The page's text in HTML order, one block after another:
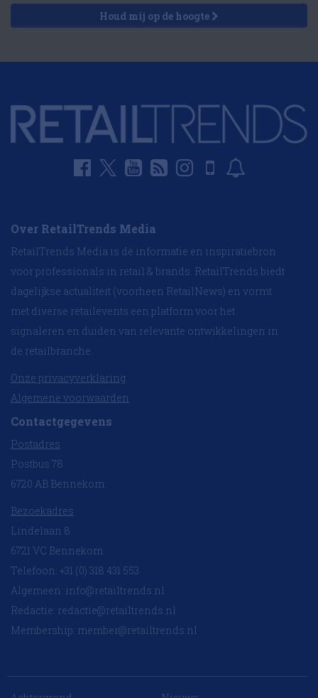
Houd mij op de hoogte
Over RetailTrends Media
RetailTrends Media is dé informatie en inspiratiebron
voor professionals in retail & brands. RetailTrends biedt
dagelijkse actualiteit (voorheen RetailNews) en vormt
met diverse retailevents een platform voor het
signaleren en duiden van relevante ontwikkelingen in
de retailbranche.
Onze privacyverklaring
Algemene voorwaarden
Contactgegevens
Postadres
Postbus 78
6720 AB Bennekom
Bezoekadres
Lindelaan 8
6721 VC Bennekom
Telefoon: +31 (0) 318 431 553
Algemeen: info@retailtrends.nl
Redactie: redactie@retailtrends.nl
Membership: member@retailtrends.nl